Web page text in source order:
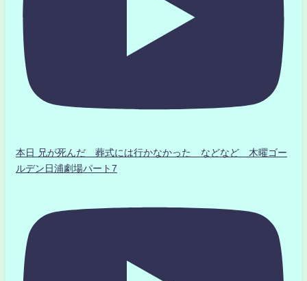
本日 兄が死んだ 葬式には行かなかった などなど 木曜ゴー
ルデン日浦劇場パート7